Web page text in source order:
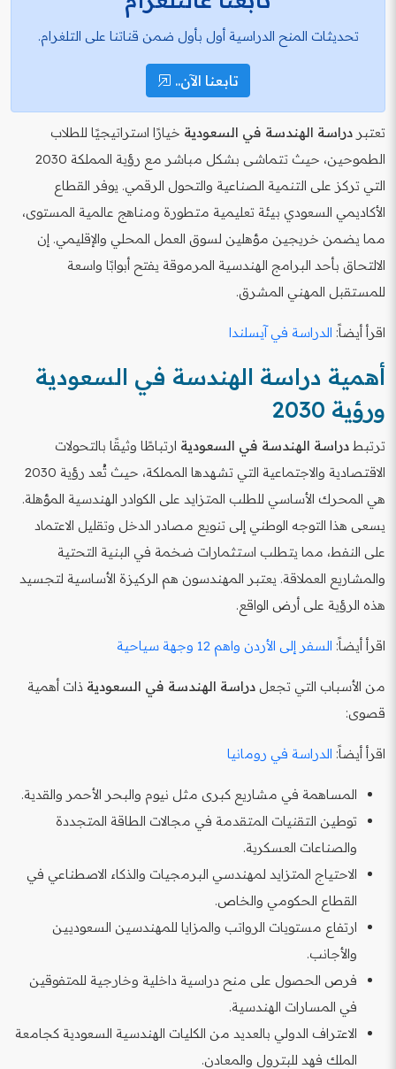
تحديثات المنح الدراسية أول بأول ضمن قناتنا على التلغرام.
تابعنا الآن..
تعتبر دراسة الهندسة في السعودية خيارًا استراتيجيًا للطلاب
الطموحين، حيث تتماشى بشكل مباشر مع رؤية المملكة 2030
التي تركز على التنمية الصناعية والتحول الرقمي. يوفر القطاع
الأكاديمي السعودي بيئة تعليمية متطورة ومناهج عالمية المستوى،
مما يضمن خريجين مؤهلين لسوق العمل المحلي والإقليمي. إن
الالتحاق بأحد البرامج الهندسية المرموقة يفتح أبوابًا واسعة
للمستقبل المهني المشرق.
اقرأ أيضاً: الدراسة في آيسلندا
أهمية دراسة الهندسة في السعودية
ورؤية 2030
ترتبط دراسة الهندسة في السعودية ارتباطًا وثيقًا بالتحولات
الاقتصادية والاجتماعية التي تشهدها المملكة، حيث تُعد رؤية 2030
هي المحرك الأساسي للطلب المتزايد على الكوادر الهندسية المؤهلة.
يسعى هذا التوجه الوطني إلى تنويع مصادر الدخل وتقليل الاعتماد
على النفط، مما يتطلب استثمارات ضخمة في البنية التحتية
والمشاريع العملاقة. يعتبر المهندسون هم الركيزة الأساسية لتجسيد
هذه الرؤية على أرض الواقع.
اقرأ أيضاً: السفر إلى الأردن واهم 12 وجهة سياحية
من الأسباب التي تجعل دراسة الهندسة في السعودية ذات أهمية
قصوى:
اقرأ أيضاً: الدراسة في رومانيا
المساهمة في مشاريع كبرى مثل نيوم والبحر الأحمر والقدية.
توطين التقنيات المتقدمة في مجالات الطاقة المتجددة
والصناعات العسكرية.
الاحتياج المتزايد لمهندسي البرمجيات والذكاء الاصطناعي في
القطاع الحكومي والخاص.
ارتفاع مستويات الرواتب والمزايا للمهندسين السعوديين
والأجانب.
فرص الحصول على منح دراسية داخلية وخارجية للمتفوقين
في المسارات الهندسية.
الاعتراف الدولي بالعديد من الكليات الهندسية السعودية كجامعة
الملك فهد للبترول والمعادن.